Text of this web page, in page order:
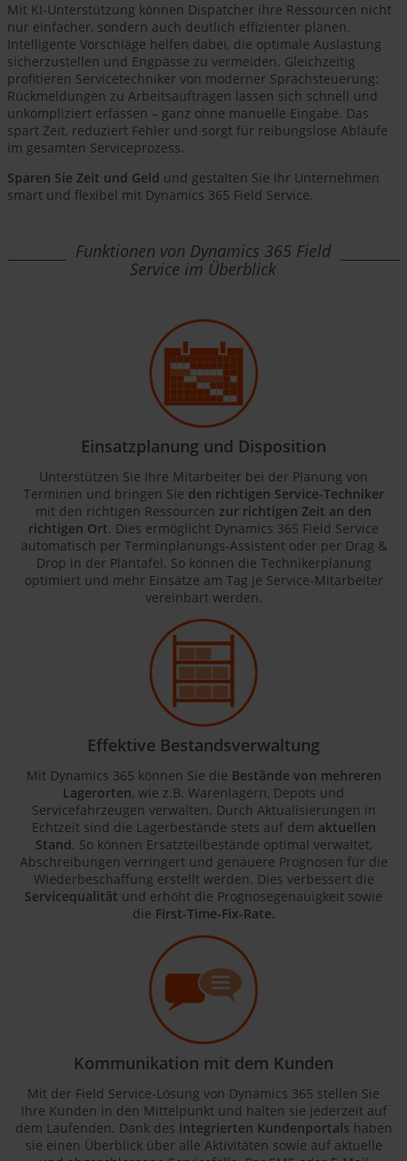
Mit KI-Unterstützung können Dispatcher ihre Ressourcen nicht
nur einfacher, sondern auch deutlich effizienter planen.
Intelligente Vorschläge helfen dabei, die optimale Auslastung
sicherzustellen und Engpässe zu vermeiden. Gleichzeitig
profitieren Servicetechniker von moderner Sprachsteuerung:
Rückmeldungen zu Arbeitsaufträgen lassen sich schnell und
unkompliziert erfassen – ganz ohne manuelle Eingabe. Das
spart Zeit, reduziert Fehler und sorgt für reibungslose Abläufe
im gesamten Serviceprozess.
Sparen Sie Zeit und Geld und gestalten Sie Ihr Unternehmen
smart und flexibel mit Dynamics 365 Field Service.
Funktionen von Dynamics 365 Field
Service im Überblick
Einsatzplanung und Disposition
Unterstützen Sie Ihre Mitarbeiter bei der Planung von
Terminen und bringen Sie den richtigen Service-Techniker
mit den richtigen Ressourcen zur richtigen Zeit an den
richtigen Ort. Dies ermöglicht Dynamics 365 Field Service
automatisch per Terminplanungs-Assistent oder per Drag &
Drop in der Plantafel. So können die Technikerplanung
optimiert und mehr Einsätze am Tag je Service-Mitarbeiter
vereinbart werden.
Effektive Bestandsverwaltung
Mit Dynamics 365 können Sie die Bestände von mehreren
Lagerorten, wie z.B. Warenlagern, Depots und
Servicefahrzeugen verwalten. Durch Aktualisierungen in
Echtzeit sind die Lagerbestände stets auf dem aktuellen
Stand. So können Ersatzteilbestände optimal verwaltet,
Abschreibungen verringert und genauere Prognosen für die
Wiederbeschaffung erstellt werden. Dies verbessert die
Servicequalität und erhöht die Prognosegenauigkeit sowie
die First-Time-Fix-Rate.
Kommunikation mit dem Kunden
Mit der Field Service-Lösung von Dynamics 365 stellen Sie
Ihre Kunden in den Mittelpunkt und halten sie jederzeit auf
dem Laufenden. Dank des integrierten Kundenportals haben
sie einen Überblick über alle Aktivitäten sowie auf aktuelle